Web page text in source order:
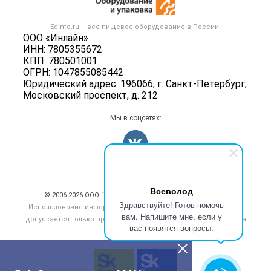
Всеволод
Здравствуйте! Готов помочь
вам. Напишите мне, если у
вас появятся вопросы.
Eqinfo.ru – все пищевое оборудование в России.
ООО «Инлайн»
ИНН: 7805355672
КПП: 780501001
ОГРН: 1047855085442
Юридический адрес: 196066, г. Санкт-Петербург,
Московский проспект, д. 212
Контактная информация
Политика обработки персональных данных
Вакансии
Блог
Тара и упаковка
Б/у оборудование
Информация о компаниях
Добавить объявление
Карта объявлений
Мы в соцсетях:
© 2006‑2026 ООО “Инлайн”. 12+ Все права защищены.
Использование информации, размещенной на данном сайте,
допускается только при размещении активной гиперссылки на
eqinfo.ru